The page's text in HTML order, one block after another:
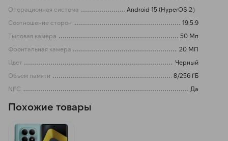
Операционная система
Android 15 (HyperOS 2）
Соотношение сторон
19,5:9
Тыловая камера
50 Мп
Фронтальная камера
20 МП
Цвет
Черный
Объем памяти
8/256 ГБ
NFC
Да
Похожие товары